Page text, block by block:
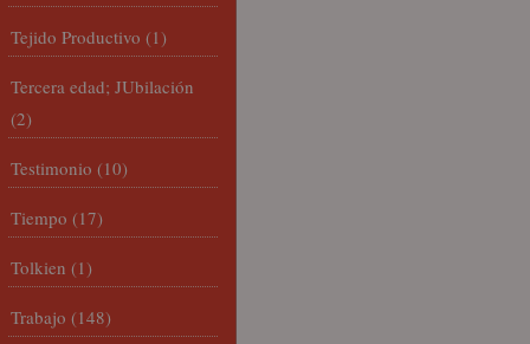
Tejido Productivo (1)
Tercera edad; JUbilación
(2)
Testimonio (10)
Tiempo (17)
Tolkien (1)
Trabajo (148)